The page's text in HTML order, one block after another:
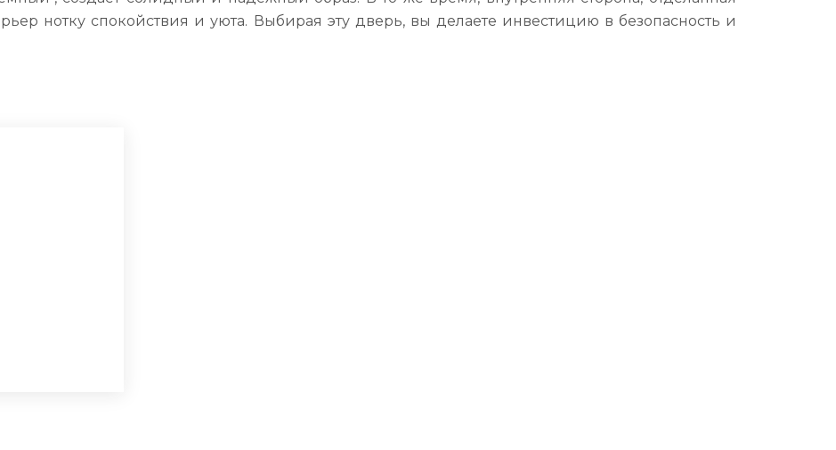
нотку спокойствия и уюта. Выбирая эту дверь, вы делаете инвестицию в безопасность и